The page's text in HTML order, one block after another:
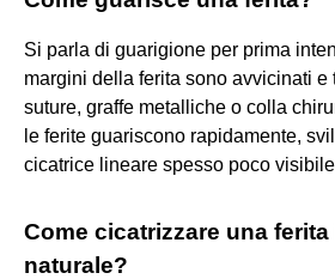
Si parla di guarigione per prima
margini della ferita sono avvicinati e
suture, graffe metalliche o colla
le ferite guariscono rapidamente,
cicatrice lineare spesso poco
Come cicatrizzare una
naturale?